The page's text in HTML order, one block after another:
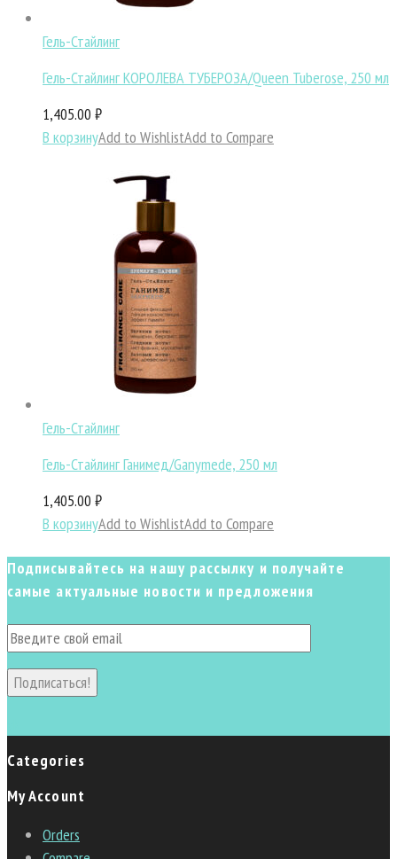
Гель-Стайлинг
Гель-Стайлинг КОРОЛЕВА ТУБЕРОЗА/Queen Tuberose, 250 мл
1,405.00 ₽
В корзинуAdd to WishlistAdd to Compare
Гель-Стайлинг
Гель-Стайлинг Ганимед/Ganymede, 250 мл
1,405.00 ₽
В корзинуAdd to WishlistAdd to Compare
Подписывайтесь на нашу рассылку и получайте
самые актуальные новости и предложения
Подписаться!
Categories
My Account
Orders